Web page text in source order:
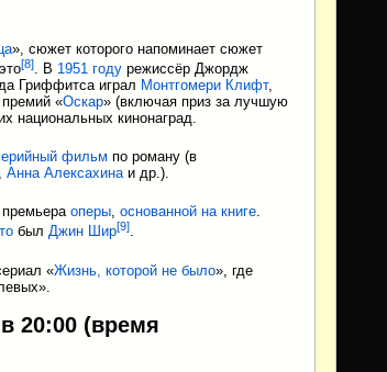
», сюжет которого напоминает сюжет
[8]. В 1951 году режиссёр Джордж
Гриффитса играл Монтгомери Клифт,
«Оскар» (включая приз за лучшую
национальных кинонаград.
фильм по роману (в
, Анна Алексахинаи др.).
оперы, основанной на книге.
был Джин Шир[9].
«Жизнь, которой не было», где
20:00 (время